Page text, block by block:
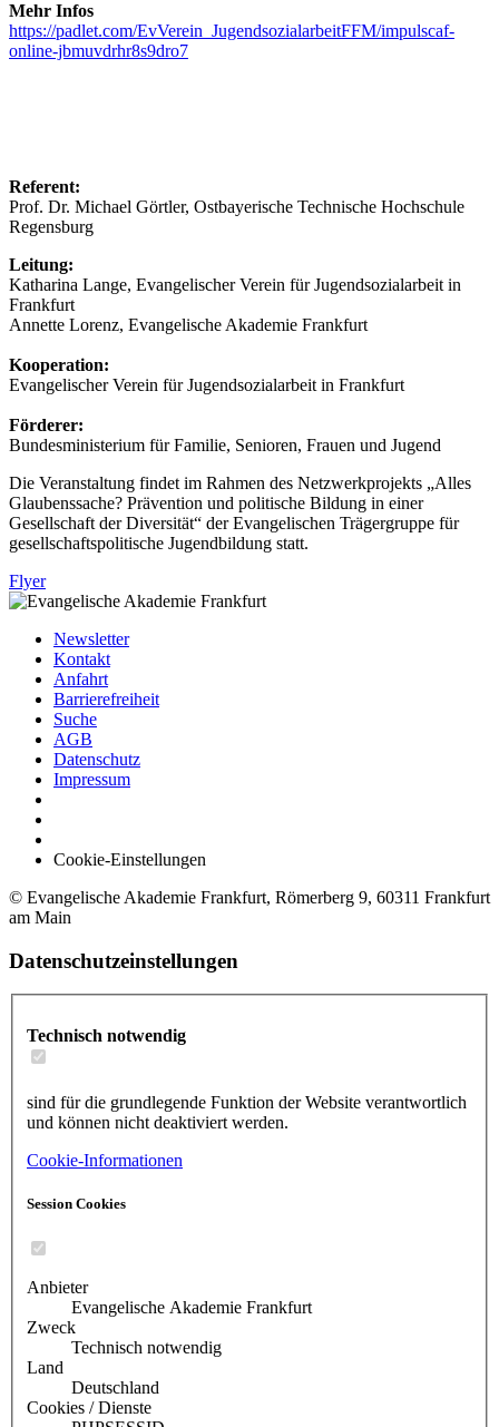
Mehr Infos
https://padlet.com/EvVerein_JugendsozialarbeitFFM/impulscaf-
online-jbmuvdrhr8s9dro7
Referent:
Prof. Dr. Michael Görtler, Ostbayerische Technische Hochschule
Regensburg
Leitung:
Katharina Lange, Evangelischer Verein für Jugendsozialarbeit in
Frankfurt
Annette Lorenz, Evangelische Akademie Frankfurt
Kooperation:
Evangelischer Verein für Jugendsozialarbeit in Frankfurt
Förderer:
Bundesministerium für Familie, Senioren, Frauen und Jugend
Die Veranstaltung findet im Rahmen des Netzwerkprojekts „Alles
Glaubenssache? Prävention und politische Bildung in einer
Gesellschaft der Diversität“ der Evangelischen Trägergruppe für
gesellschaftspolitische Jugendbildung statt.
Flyer
Newsletter
Kontakt
Anfahrt
Barrierefreiheit
Suche
AGB
Datenschutz
Impressum
Cookie-Einstellungen
© Evangelische Akademie Frankfurt, Römerberg 9, 60311 Frankfurt
am Main
Datenschutzeinstellungen
Technisch notwendig
sind für die grundlegende Funktion der Website verantwortlich
und können nicht deaktiviert werden.
Cookie-Informationen
Session Cookies
Anbieter
Evangelische Akademie Frankfurt
Zweck
Technisch notwendig
Land
Deutschland
Cookies / Dienste